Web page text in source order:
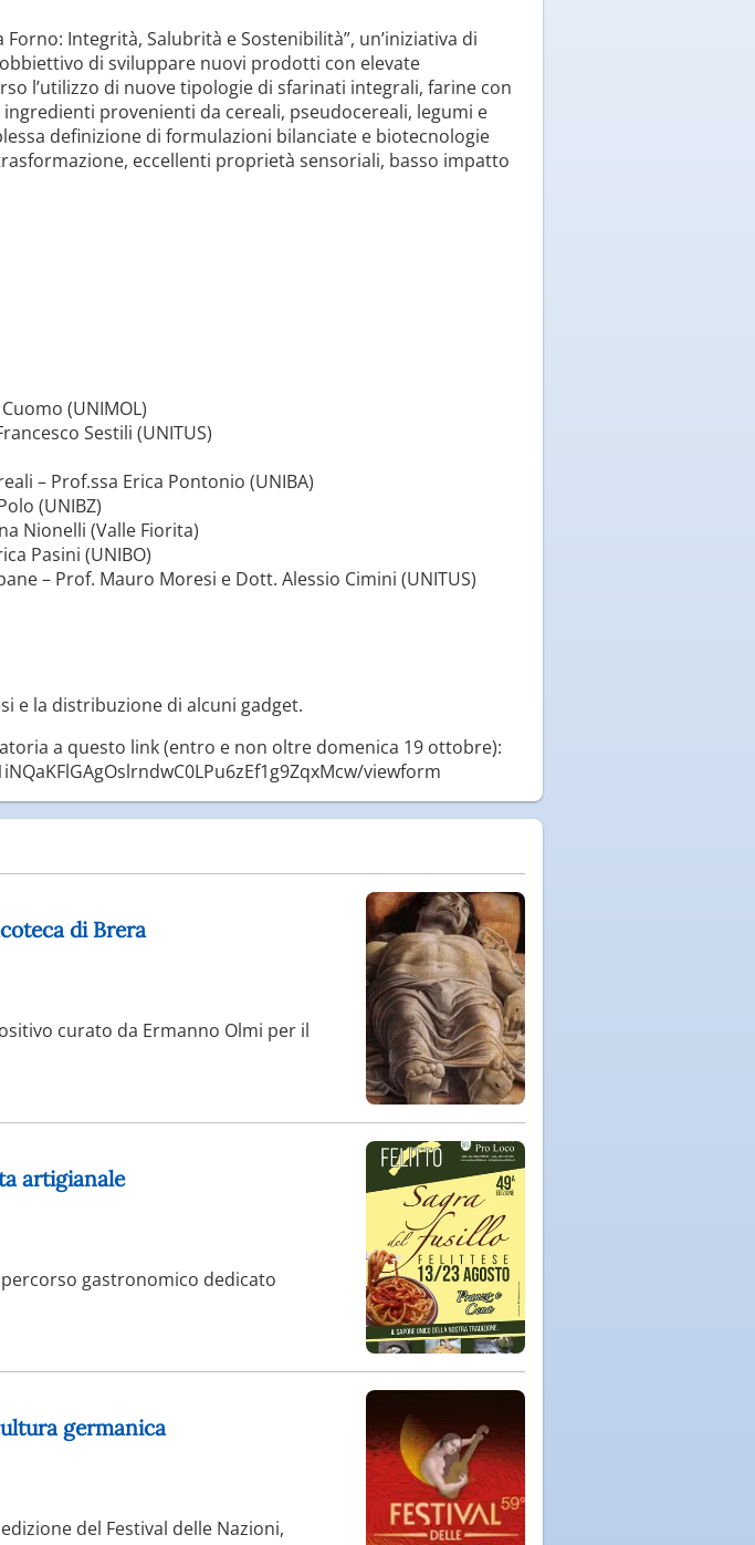
Integrità, Salubrità e Sostenibilità”, un’iniziativa di
di sviluppare nuovi prodotti con elevate
l’utilizzo di nuove tipologie di sfarinati integrali, farine con
provenienti da cereali, pseudocereali, legumi e
definizione di formulazioni bilanciate e biotecnologie
eccellenti proprietà sensoriali, basso impatto
(UNIMOL)
Sestili (UNITUS)
– Prof.ssa Erica Pontonio (UNIBA)
(UNIBZ)
Nionelli (Valle Fiorita)
Pasini (UNIBO)
– Prof. Mauro Moresi e Dott. Alessio Cimini (UNITUS)
e la distribuzione di alcuni gadget.
a questo link (entro e non oltre domenica 19 ottobre):
viewform
di Brera
curato da Ermanno Olmi per il
artigianale
gastronomico dedicato
germanica
del Festival delle Nazioni,